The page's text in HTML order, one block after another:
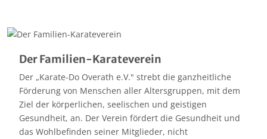
Der Familien-Karateverein
Der „Karate-Do Overath e.V." strebt die ganzheitliche
Förderung von Menschen aller Altersgruppen, mit dem
Ziel der körperlichen, seelischen und geistigen
Gesundheit, an. Der Verein fördert die Gesundheit und
das Wohlbefinden seiner Mitglieder, nicht